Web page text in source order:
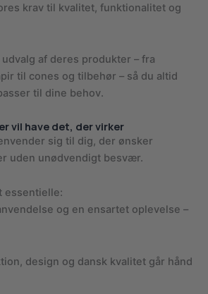
krav til kvalitet, funktionalitet og
af deres produkter – fra
til cones og tilbehør – så du altid
til dine behov.
vil have det, der virker
sig til dig, der ønsker
uden unødvendigt besvær.
essentielle:
og en ensartet oplevelse –
design og dansk kvalitet går hånd